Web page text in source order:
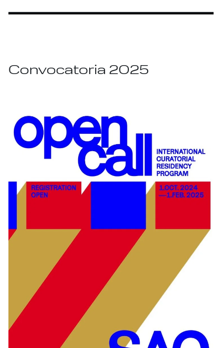
Convocatoria 2025